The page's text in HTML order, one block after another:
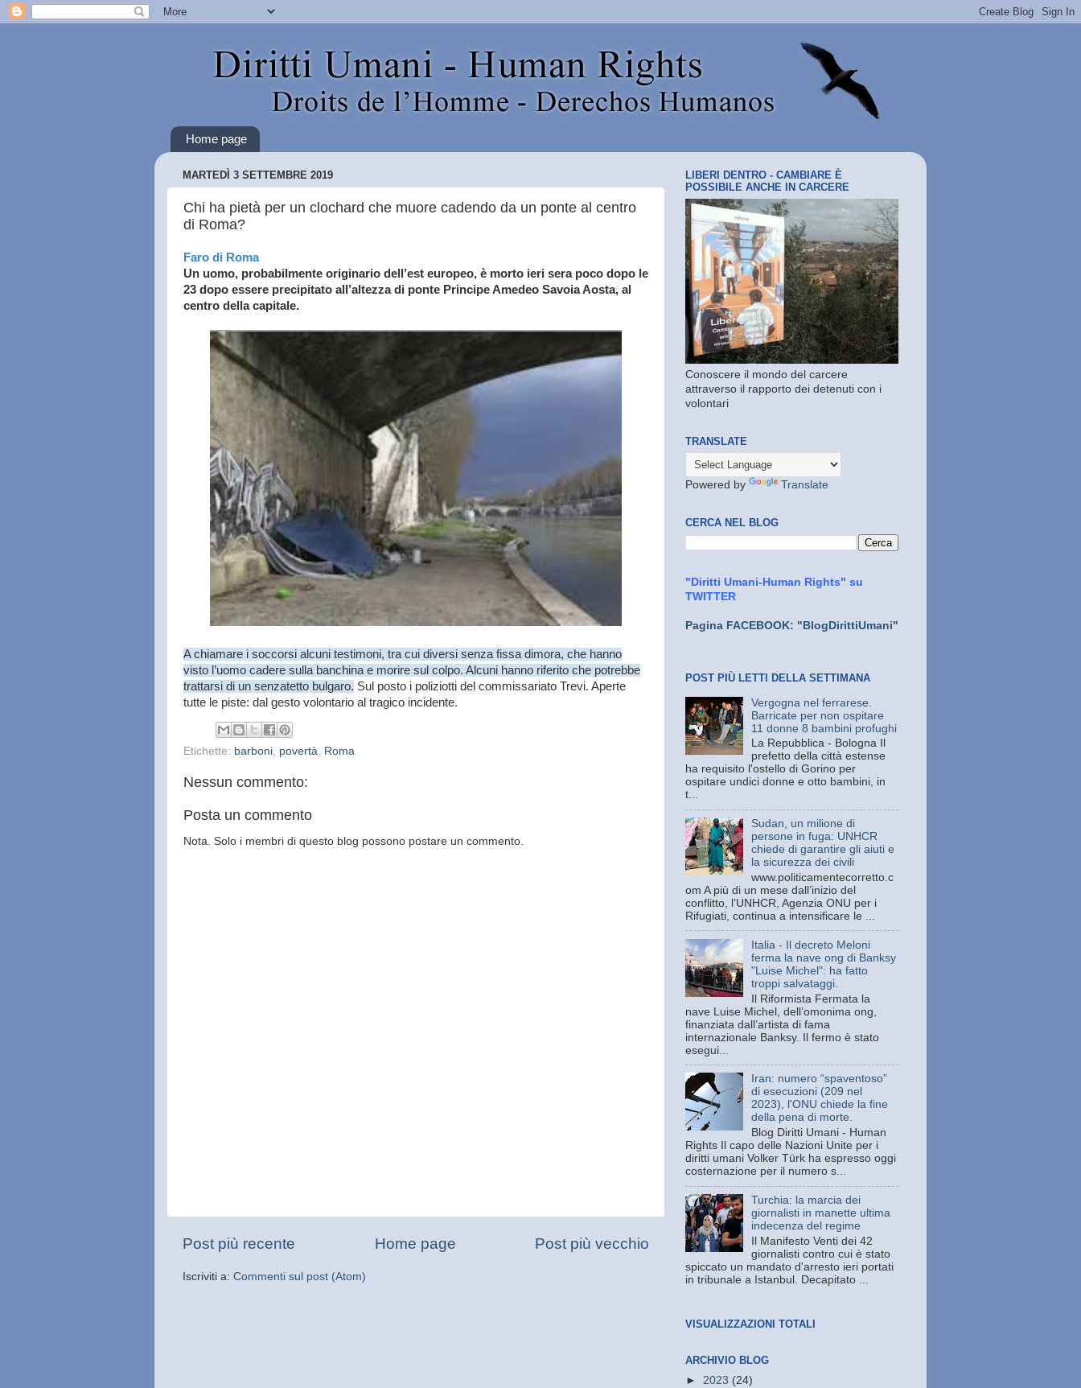
Home page
MARTEDÌ 3 SETTEMBRE 2019
Chi ha pietà per un clochard che muore cadendo da un ponte al centro
di Roma?
Faro di Roma
Un uomo, probabilmente originario dell’est europeo, è morto ieri sera poco dopo le
23 dopo essere precipitato all’altezza di ponte Principe Amedeo Savoia Aosta, al
centro della capitale.
A chiamare i soccorsi alcuni testimoni, tra cui diversi senza fissa dimora, che hanno
visto l’uomo cadere sulla banchina e morire sul colpo. Alcuni hanno riferito che potrebbe
trattarsi di un senzatetto bulgaro. Sul posto i poliziotti del commissariato Trevi. Aperte
tutte le piste: dal gesto volontario al tragico incidente.
Etichette: barboni povertà Roma
Nessun commento:
Posta un commento
Nota. Solo i membri di questo blog possono postare un commento.
Post più recente Post più vecchio
Home page
Iscriviti a: Commenti sul post (Atom)
LIBERI DENTRO - CAMBIARE È
POSSIBILE ANCHE IN CARCERE
Conoscere il mondo del carcere
attraverso il rapporto dei detenuti con i
volontari
TRANSLATE
Powered by Translate
CERCA NEL BLOG
"Diritti Umani-Human Rights" su
TWITTER
Pagina FACEBOOK: "BlogDirittiUmani"
POST PIÙ LETTI DELLA SETTIMANA
Vergogna nel ferrarese.
Barricate per non ospitare
11 donne 8 bambini profughi
La Repubblica - Bologna Il
prefetto della città estense
ha requisito l'ostello di Gorino per
ospitare undici donne e otto bambini, in
t...
Sudan, un milione di
persone in fuga: UNHCR
chiede di garantire gli aiuti e
la sicurezza dei civili
www.politicamentecorretto.c
om A più di un mese dall’inizio del
conflitto, l’UNHCR, Agenzia ONU per i
Rifugiati, continua a intensificare le ...
Italia - Il decreto Meloni
ferma la nave ong di Banksy
"Luise Michel": ha fatto
troppi salvataggi.
Il Riformista Fermata la
nave Luise Michel, dell’omonima ong,
finanziata dall’artista di fama
internazionale Banksy. Il fermo è stato
esegui...
Iran: numero “spaventoso”
di esecuzioni (209 nel
2023), l'ONU chiede la fine
della pena di morte.
Blog Diritti Umani - Human
Rights Il capo delle Nazioni Unite per i
diritti umani Volker Türk ha espresso oggi
costernazione per il numero s...
Turchia: la marcia dei
giornalisti in manette ultima
indecenza del regime
Il Manifesto Venti dei 42
giornalisti contro cui è stato
spiccato un mandato d'arresto ieri portati
in tribunale a Istanbul. Decapitato ...
VISUALIZZAZIONI TOTALI
ARCHIVIO BLOG
► 2023 (24)